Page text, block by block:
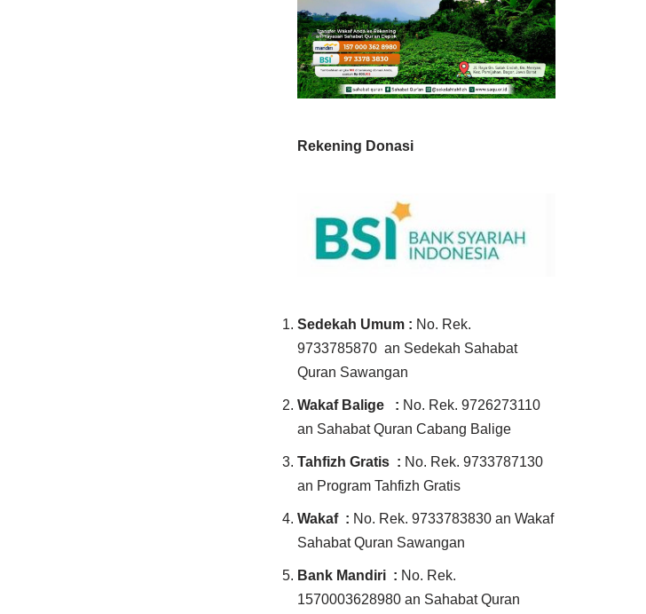
Rekening Donasi
Sedekah Umum : No. Rek.
9733785870 an Sedekah Sahabat
Quran Sawangan
Wakaf Balige : No. Rek. 9726273110
an Sahabat Quran Cabang Balige
Tahfizh Gratis : No. Rek. 9733787130
an Program Tahfizh Gratis
Wakaf : No. Rek. 9733783830 an Wakaf
Sahabat Quran Sawangan
Bank Mandiri : No. Rek.
1570003628980 an Sahabat Quran